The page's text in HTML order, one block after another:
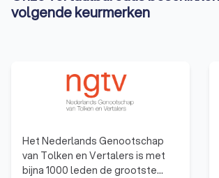
volgende keurmerken
Het Nederlands Genootschap
van Tolken en Vertalers is met
bijna 1000 leden de grootste